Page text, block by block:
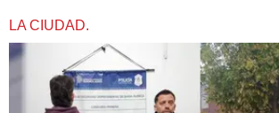
LA CIUDAD.